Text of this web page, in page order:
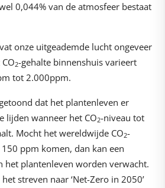
0,044% van de atmosfeer bestaat
onze uitgeademde lucht ongeveer
2-gehalte binnenshuis varieert
tot 2.000ppm.
dat het plantenleven er
lijden wanneer het CO2-niveau tot
Mocht het wereldwijde CO2-
ppm komen, dan kan een
het plantenleven worden verwacht.
streven naar ‘Net-Zero in 2050’